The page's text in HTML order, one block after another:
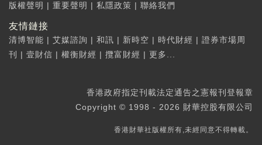
版權聲明 | 重要聲明 | 私隱政策 | 聯絡我們
友情鏈接
清博智能 | 艾媒諮詢 | 和訊 | 新時空 | 時代財經 | 證券市場周
刊
| 壹財信 | 權衡財經 | 攬富財經 | 更多...
香港政府指定刊載法定通告之憲報刊登報章
Copyright © 1998 - 2026 財華控股有限公司
香港財華社版權所有,未經同意不得轉載。